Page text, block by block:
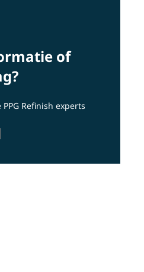
of
Refinish experts